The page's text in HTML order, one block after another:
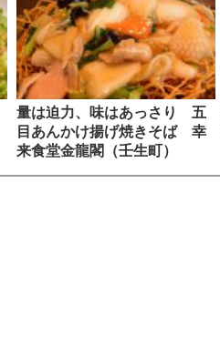
量は迫力、味はあっさり 五
目あんかけ揚げ焼きそば 幸
来食堂金龍閣（壬生町）